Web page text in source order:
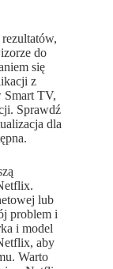
do
się
z
Smart TV,
Sprawdź
dla
lub
problem i
i model
aby
Warto